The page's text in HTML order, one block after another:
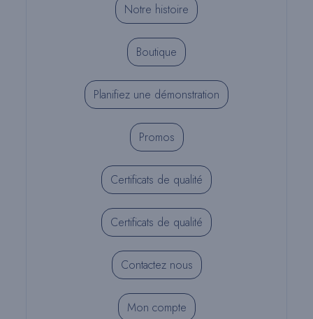
Notre histoire
Boutique
Planifiez une démonstration
Promos
Certificats de qualité
Certificats de qualité
Contactez nous
Mon compte